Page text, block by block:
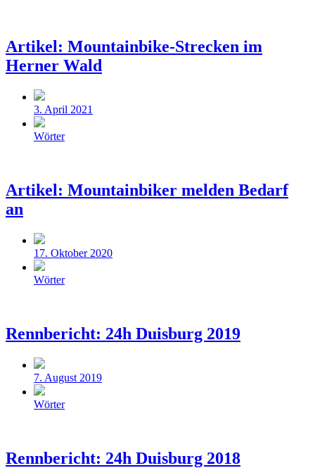
Artikel: Mountainbike-Strecken im
Herner Wald
Beitragsdatum
3. April 2021
Veröffentlicht
Wörter
Artikel: Mountainbiker melden Bedarf
an
Beitragsdatum
17. Oktober 2020
Veröffentlicht
Wörter
Rennbericht: 24h Duisburg 2019
Beitragsdatum
7. August 2019
Veröffentlicht
Wörter
Rennbericht: 24h Duisburg 2018